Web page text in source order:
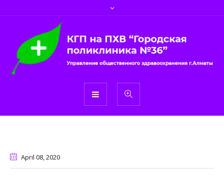
April 08, 2020